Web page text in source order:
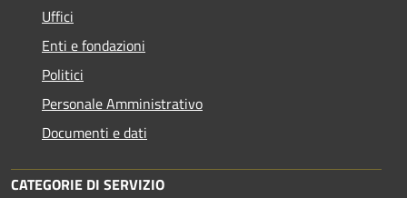
Uffici
Enti e fondazioni
Politici
Personale Amministrativo
Documenti e dati
CATEGORIE DI SERVIZIO